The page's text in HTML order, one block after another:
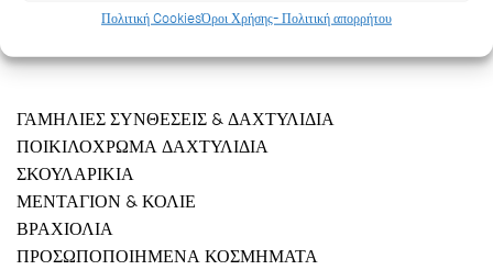
Πολιτική CookiesΌροι Χρήσης- Πολιτική απορρήτου
+302103627488, +302103629796
ΓΑΜΗΛΙΕΣ ΣΥΝΘΕΣΕΙΣ & ΔΑΧΤΥΛΙΔΙΑ
ΠΟΙΚΙΛΟΧΡΩΜΑ ΔΑΧΤΥΛΙΔΙΑ
ΣΚΟΥΛΑΡΙΚΙΑ
ΜΕΝΤΑΓΙΟΝ & ΚΟΛΙΕ
ΒΡΑΧΙΟΛΙΑ
ΠΡΟΣΩΠΟΠΟΙΗΜΕΝΑ ΚΟΣΜΗΜΑΤΑ